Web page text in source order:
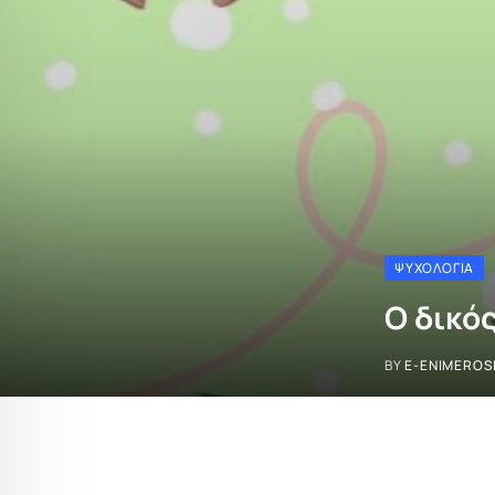
ΨΥΧΟΛΟΓΊΑ
Ο
BYE-ENIMEROSI